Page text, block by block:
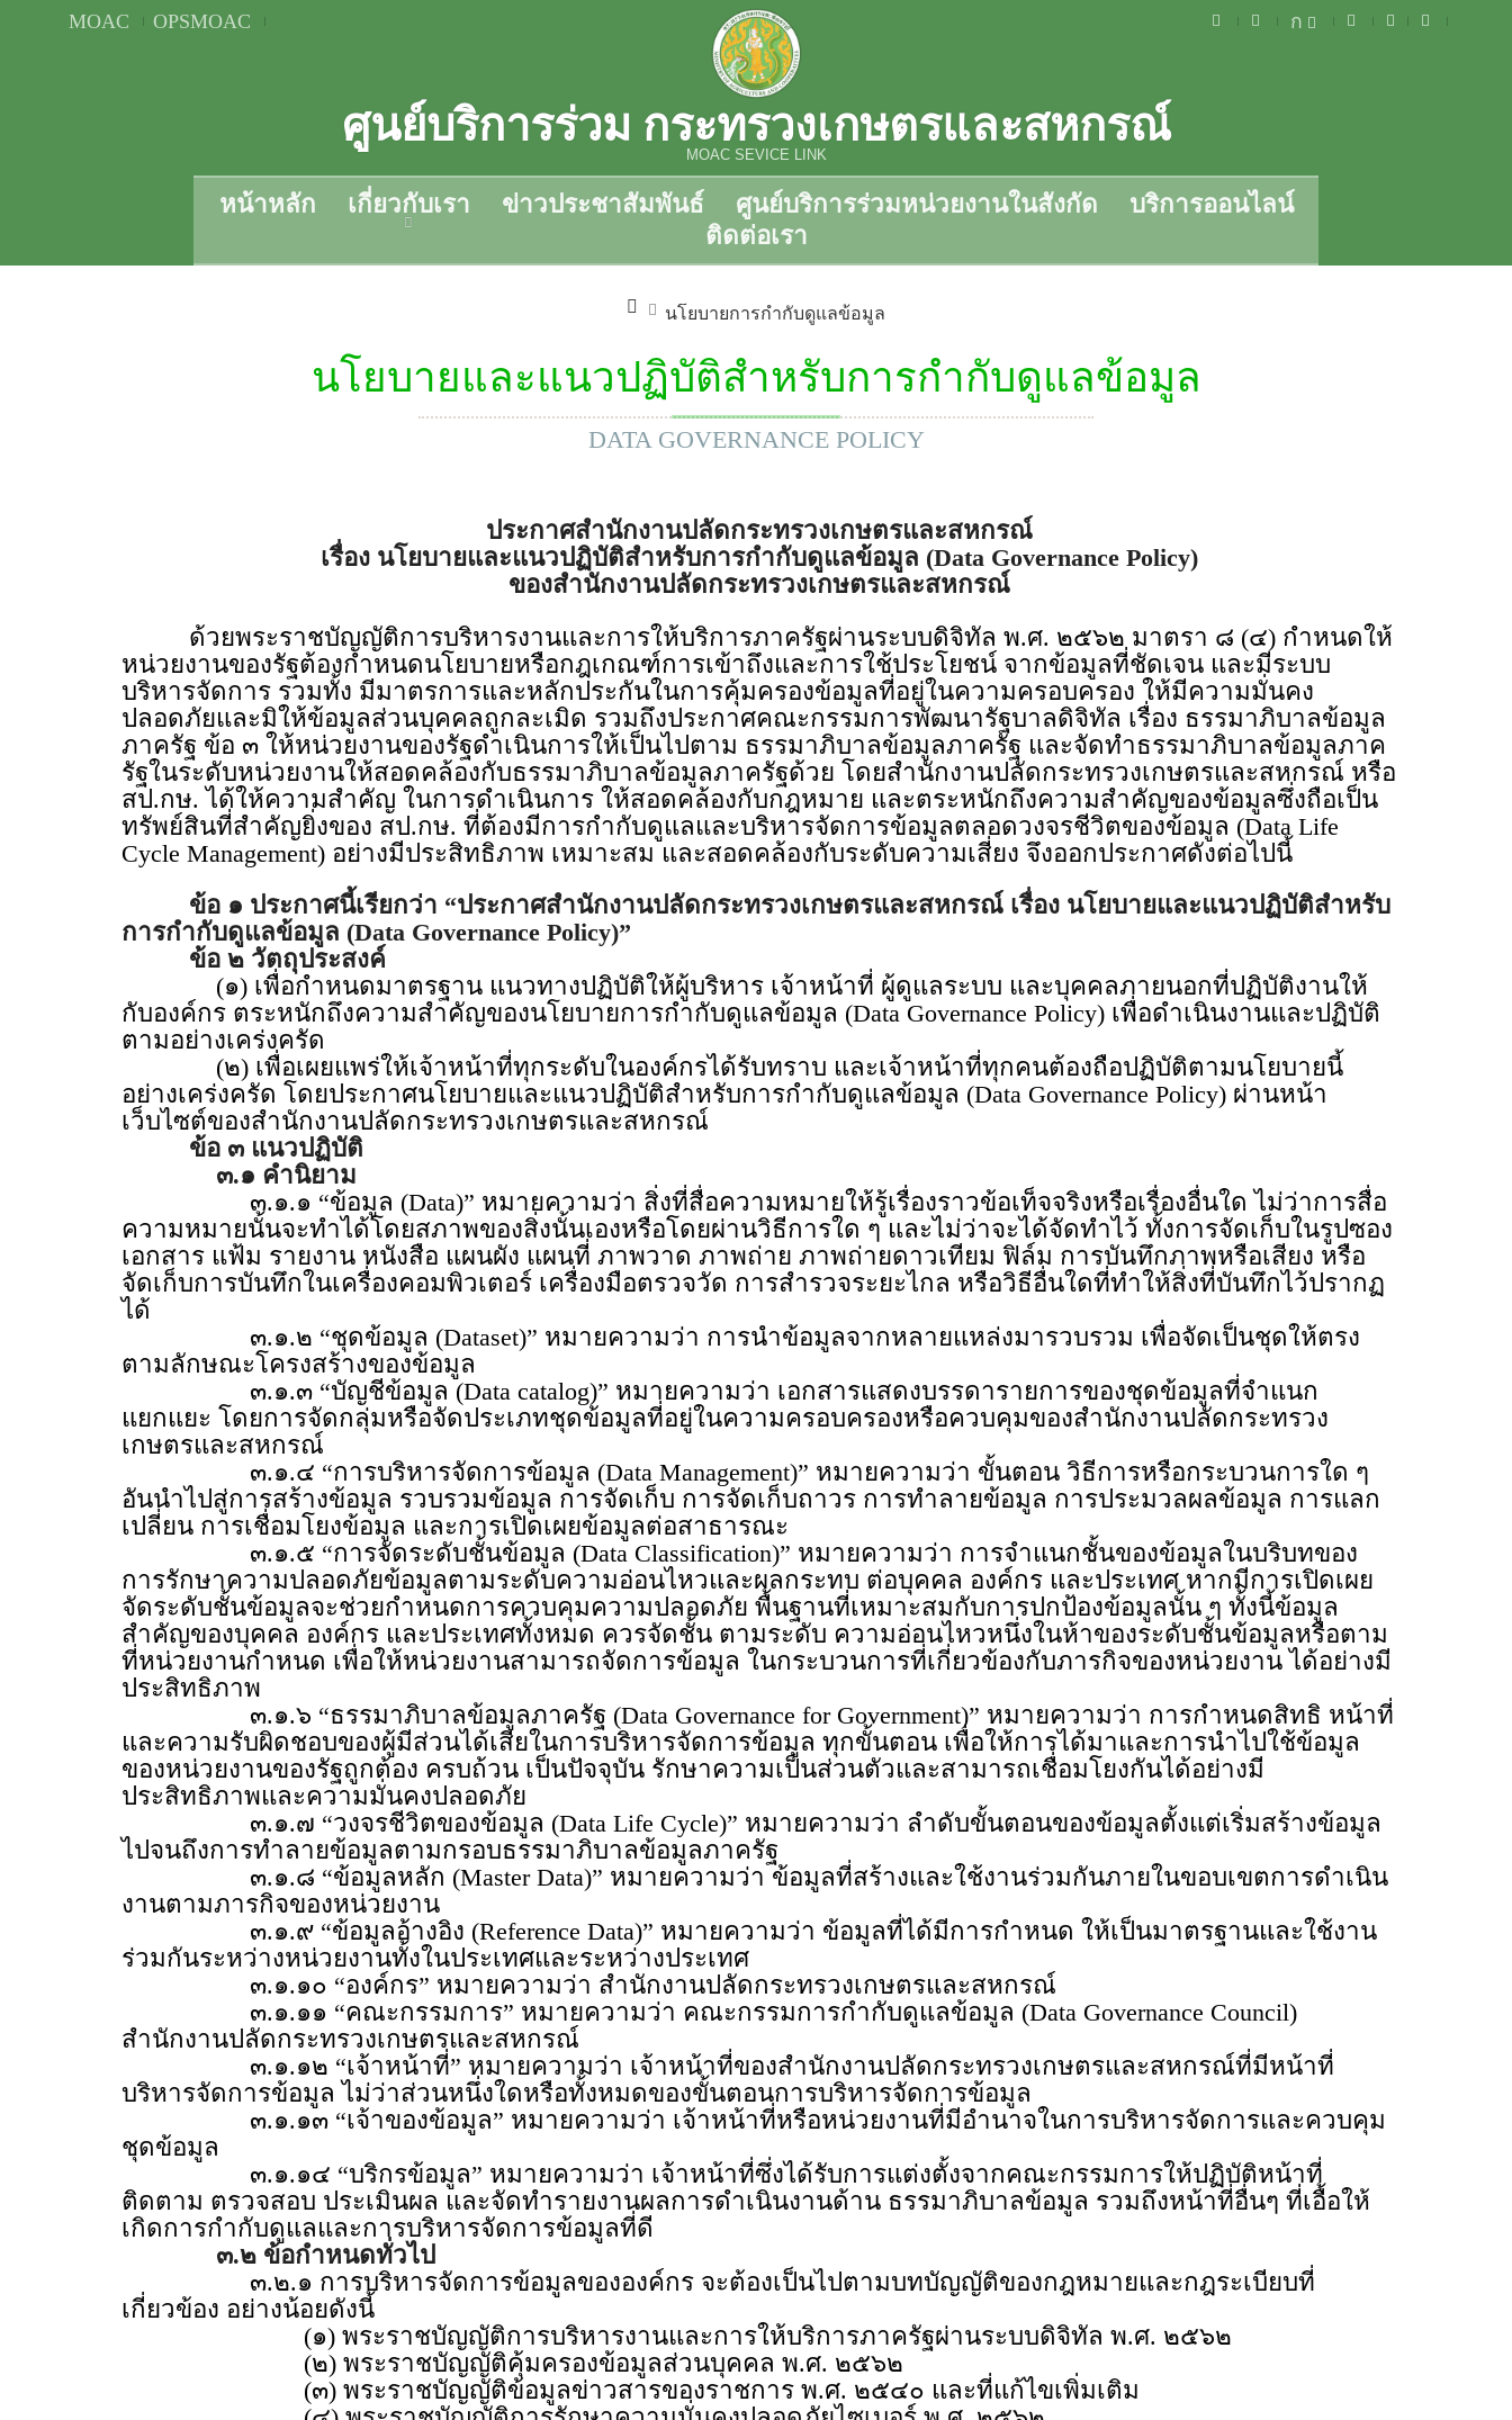
MOAC OPSMOAC ก
ศูนย์บริการร่วม กระทรวงเกษตรและสหกรณ์
MOAC SEVICE LINK
หน้าหลัก เกี่ยวกับเรา ข่าวประชาสัมพันธ์ ศูนย์บริการร่วมหน่วยงานในสังกัด
บริการออนไลน์
ติดต่อเรา
นโยบายการกำกับดูแลข้อมูล
นโยบายและแนวปฏิบัติสำหรับการกำกับดูแลข้อมูล
DATA GOVERNANCE POLICY
ประกาศสำนักงานปลัดกระทรวงเกษตรและสหกรณ์
เรื่อง นโยบายและแนวปฏิบัติสำหรับการกำกับดูแลข้อมูล (Data Governance Policy)
ของสำนักงานปลัดกระทรวงเกษตรและสหกรณ์
ด้วยพระราชบัญญัติการบริหารงานและการให้บริการภาครัฐผ่านระบบดิจิทัล พ.ศ. ๒๕๖๒ มาตรา ๘ (๔) กำหนดให้
หน่วยงานของรัฐต้องกำหนดนโยบายหรือกฎเกณฑ์การเข้าถึงและการใช้ประโยชน์ จากข้อมูลที่ชัดเจน และมีระบบ
บริหารจัดการ รวมทั้ง มีมาตรการและหลักประกันในการคุ้มครองข้อมูลที่อยู่ในความครอบครอง ให้มีความมั่นคง
ปลอดภัยและมิให้ข้อมูลส่วนบุคคลถูกละเมิด รวมถึงประกาศคณะกรรมการพัฒนารัฐบาลดิจิทัล เรื่อง ธรรมาภิบาลข้อมูล
ภาครัฐ ข้อ ๓ ให้หน่วยงานของรัฐดำเนินการให้เป็นไปตาม ธรรมาภิบาลข้อมูลภาครัฐ และจัดทำธรรมาภิบาลข้อมูลภาค
รัฐในระดับหน่วยงานให้สอดคล้องกับธรรมาภิบาลข้อมูลภาครัฐด้วย โดยสำนักงานปลัดกระทรวงเกษตรและสหกรณ์ หรือ
สป.กษ. ได้ให้ความสำคัญ ในการดำเนินการ ให้สอดคล้องกับกฎหมาย และตระหนักถึงความสำคัญของข้อมูลซึ่งถือเป็น
ทรัพย์สินที่สำคัญยิ่งของ สป.กษ. ที่ต้องมีการกำกับดูแลและบริหารจัดการข้อมูลตลอดวงจรชีวิตของข้อมูล (Data Life
Cycle Management) อย่างมีประสิทธิภาพ เหมาะสม และสอดคล้องกับระดับความเสี่ยง จึงออกประกาศดังต่อไปนี้
ข้อ ๑ ประกาศนี้เรียกว่า “ประกาศสำนักงานปลัดกระทรวงเกษตรและสหกรณ์ เรื่อง นโยบายและแนวปฏิบัติสำหรับ
การกำกับดูแลข้อมูล (Data Governance Policy)”
ข้อ ๒ วัตถุประสงค์
(๑) เพื่อกำหนดมาตรฐาน แนวทางปฏิบัติให้ผู้บริหาร เจ้าหน้าที่ ผู้ดูแลระบบ และบุคคลภายนอกที่ปฏิบัติงานให้
กับองค์กร ตระหนักถึงความสำคัญของนโยบายการกำกับดูแลข้อมูล (Data Governance Policy) เพื่อดำเนินงานและปฏิบัติ
ตามอย่างเคร่งครัด
(๒) เพื่อเผยแพร่ให้เจ้าหน้าที่ทุกระดับในองค์กรได้รับทราบ และเจ้าหน้าที่ทุกคนต้องถือปฏิบัติตามนโยบายนี้
อย่างเคร่งครัด โดยประกาศนโยบายและแนวปฏิบัติสำหรับการกำกับดูแลข้อมูล (Data Governance Policy) ผ่านหน้า
เว็บไซต์ของสำนักงานปลัดกระทรวงเกษตรและสหกรณ์
ข้อ ๓ แนวปฏิบัติ
๓.๑ คำนิยาม
๓.๑.๑ “ข้อมูล (Data)” หมายความว่า สิ่งที่สื่อความหมายให้รู้เรื่องราวข้อเท็จจริงหรือเรื่องอื่นใด ไม่ว่าการสื่อ
ความหมายนั้นจะทำได้โดยสภาพของสิ่งนั้นเองหรือโดยผ่านวิธีการใด ๆ และไม่ว่าจะได้จัดทำไว้ ทั้งการจัดเก็บในรูปซอง
เอกสาร แฟ้ม รายงาน หนังสือ แผนผัง แผนที่ ภาพวาด ภาพถ่าย ภาพถ่ายดาวเทียม ฟิล์ม การบันทึกภาพหรือเสียง หรือ
จัดเก็บการบันทึกในเครื่องคอมพิวเตอร์ เครื่องมือตรวจวัด การสำรวจระยะไกล หรือวิธีอื่นใดที่ทำให้สิ่งที่บันทึกไว้ปรากฏ
ได้
๓.๑.๒ “ชุดข้อมูล (Dataset)” หมายความว่า การนำข้อมูลจากหลายแหล่งมารวบรวม เพื่อจัดเป็นชุดให้ตรง
ตามลักษณะโครงสร้างของข้อมูล
๓.๑.๓ “บัญชีข้อมูล (Data catalog)” หมายความว่า เอกสารแสดงบรรดารายการของชุดข้อมูลที่จำแนก
แยกแยะ โดยการจัดกลุ่มหรือจัดประเภทชุดข้อมูลที่อยู่ในความครอบครองหรือควบคุมของสำนักงานปลัดกระทรวง
เกษตรและสหกรณ์
๓.๑.๔ “การบริหารจัดการข้อมูล (Data Management)” หมายความว่า ขั้นตอน วิธีการหรือกระบวนการใด ๆ
อันนำไปสู่การสร้างข้อมูล รวบรวมข้อมูล การจัดเก็บ การจัดเก็บถาวร การทำลายข้อมูล การประมวลผลข้อมูล การแลก
เปลี่ยน การเชื่อมโยงข้อมูล และการเปิดเผยข้อมูลต่อสาธารณะ
๓.๑.๕ “การจัดระดับชั้นข้อมูล (Data Classification)” หมายความว่า การจำแนกชั้นของข้อมูลในบริบทของ
การรักษาความปลอดภัยข้อมูลตามระดับความอ่อนไหวและผลกระทบ ต่อบุคคล องค์กร และประเทศ หากมีการเปิดเผย
จัดระดับชั้นข้อมูลจะช่วยกำหนดการควบคุมความปลอดภัย พื้นฐานที่เหมาะสมกับการปกป้องข้อมูลนั้น ๆ ทั้งนี้ข้อมูล
สำคัญของบุคคล องค์กร และประเทศทั้งหมด ควรจัดชั้น ตามระดับ ความอ่อนไหวหนึ่งในห้าของระดับชั้นข้อมูลหรือตาม
ที่หน่วยงานกำหนด เพื่อให้หน่วยงานสามารถจัดการข้อมูล ในกระบวนการที่เกี่ยวข้องกับภารกิจของหน่วยงาน ได้อย่างมี
ประสิทธิภาพ
๓.๑.๖ “ธรรมาภิบาลข้อมูลภาครัฐ (Data Governance for Government)” หมายความว่า การกำหนดสิทธิ หน้าที่
และความรับผิดชอบของผู้มีส่วนได้เสียในการบริหารจัดการข้อมูล ทุกขั้นตอน เพื่อให้การได้มาและการนำไปใช้ข้อมูล
ของหน่วยงานของรัฐถูกต้อง ครบถ้วน เป็นปัจจุบัน รักษาความเป็นส่วนตัวและสามารถเชื่อมโยงกันได้อย่างมี
ประสิทธิภาพและความมั่นคงปลอดภัย
๓.๑.๗ “วงจรชีวิตของข้อมูล (Data Life Cycle)” หมายความว่า ลำดับขั้นตอนของข้อมูลตั้งแต่เริ่มสร้างข้อมูล
ไปจนถึงการทำลายข้อมูลตามกรอบธรรมาภิบาลข้อมูลภาครัฐ
๓.๑.๘ “ข้อมูลหลัก (Master Data)” หมายความว่า ข้อมูลที่สร้างและใช้งานร่วมกันภายในขอบเขตการดำเนิน
งานตามภารกิจของหน่วยงาน
๓.๑.๙ “ข้อมูลอ้างอิง (Reference Data)” หมายความว่า ข้อมูลที่ได้มีการกำหนด ให้เป็นมาตรฐานและใช้งาน
ร่วมกันระหว่างหน่วยงานทั้งในประเทศและระหว่างประเทศ
๓.๑.๑๐ “องค์กร” หมายความว่า สำนักงานปลัดกระทรวงเกษตรและสหกรณ์
๓.๑.๑๑ “คณะกรรมการ” หมายความว่า คณะกรรมการกำกับดูแลข้อมูล (Data Governance Council)
สำนักงานปลัดกระทรวงเกษตรและสหกรณ์
๓.๑.๑๒ “เจ้าหน้าที่” หมายความว่า เจ้าหน้าที่ของสำนักงานปลัดกระทรวงเกษตรและสหกรณ์ที่มีหน้าที่
บริหารจัดการข้อมูล ไม่ว่าส่วนหนึ่งใดหรือทั้งหมดของขั้นตอนการบริหารจัดการข้อมูล
๓.๑.๑๓ “เจ้าของข้อมูล” หมายความว่า เจ้าหน้าที่หรือหน่วยงานที่มีอำนาจในการบริหารจัดการและควบคุม
ชุดข้อมูล
๓.๑.๑๔ “บริกรข้อมูล” หมายความว่า เจ้าหน้าที่ซึ่งได้รับการแต่งตั้งจากคณะกรรมการให้ปฏิบัติหน้าที่
ติดตาม ตรวจสอบ ประเมินผล และจัดทำรายงานผลการดำเนินงานด้าน ธรรมาภิบาลข้อมูล รวมถึงหน้าที่อื่นๆ ที่เอื้อให้
เกิดการกำกับดูแลและการบริหารจัดการข้อมูลที่ดี
๓.๒ ข้อกำหนดทั่วไป
๓.๒.๑ การบริหารจัดการข้อมูลขององค์กร จะต้องเป็นไปตามบทบัญญัติของกฎหมายและกฎระเบียบที่
เกี่ยวข้อง อย่างน้อยดังนี้
(๑) พระราชบัญญัติการบริหารงานและการให้บริการภาครัฐผ่านระบบดิจิทัล พ.ศ. ๒๕๖๒
(๒) พระราชบัญญัติคุ้มครองข้อมูลส่วนบุคคล พ.ศ. ๒๕๖๒
(๓) พระราชบัญญัติข้อมูลข่าวสารของราชการ พ.ศ. ๒๕๔๐ และที่แก้ไขเพิ่มเติม